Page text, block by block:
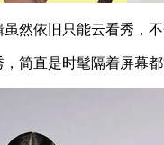
依旧只能云看秀，
直是时髦隔着屏幕都